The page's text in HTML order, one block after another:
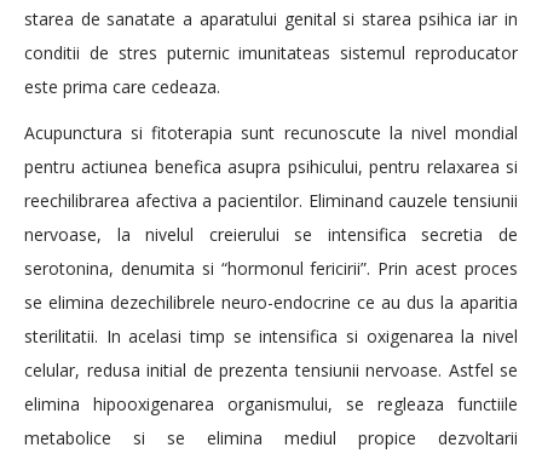
starea de sanatate a aparatului genital si starea psihica iar in
conditii de stres puternic imunitateas sistemul reproducator
este prima care cedeaza.
Acupunctura si fitoterapia sunt recunoscute la nivel mondial
pentru actiunea benefica asupra psihicului, pentru relaxarea si
reechilibrarea afectiva a pacientilor. Eliminand cauzele tensiunii
nervoase, la nivelul creierului se intensifica secretia de
serotonina, denumita si “hormonul fericirii”. Prin acest proces
se elimina dezechilibrele neuro-endocrine ce au dus la aparitia
sterilitatii. In acelasi timp se intensifica si oxigenarea la nivel
celular, redusa initial de prezenta tensiunii nervoase. Astfel se
elimina hipooxigenarea organismului, se regleaza functiile
metabolice si se elimina mediul propice dezvoltarii